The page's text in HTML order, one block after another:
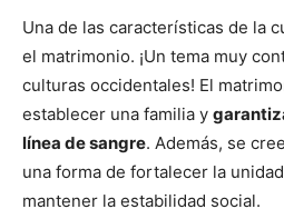
Una de las características de la
el matrimonio. ¡Un tema muy
culturas occidentales! El
establecer una familia y
línea de sangre. Además, se
una forma de fortalecer la
mantener la estabilidad social.